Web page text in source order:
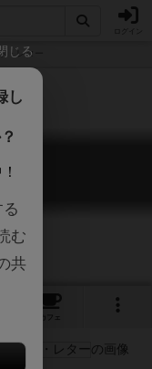
・レター
カフェ
じる
し
む
共